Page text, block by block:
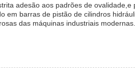
adesão aos padrões de
em barras de pistão de cilindros
das máquinas industriais modernas.